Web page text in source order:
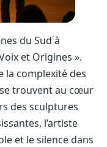
du Sud à
et Origines ».
la complexité des
trouvent au cœur
des sculptures
l’artiste
et le silence dans